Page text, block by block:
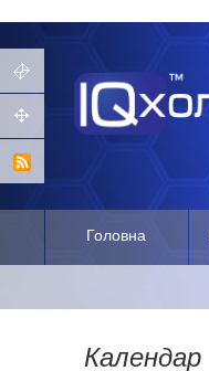
Головна
Календар